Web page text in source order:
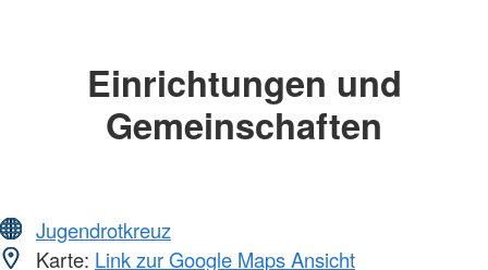
Einrichtungen und
Gemeinschaften
Jugendrotkreuz
Karte: Link zur Google Maps Ansicht